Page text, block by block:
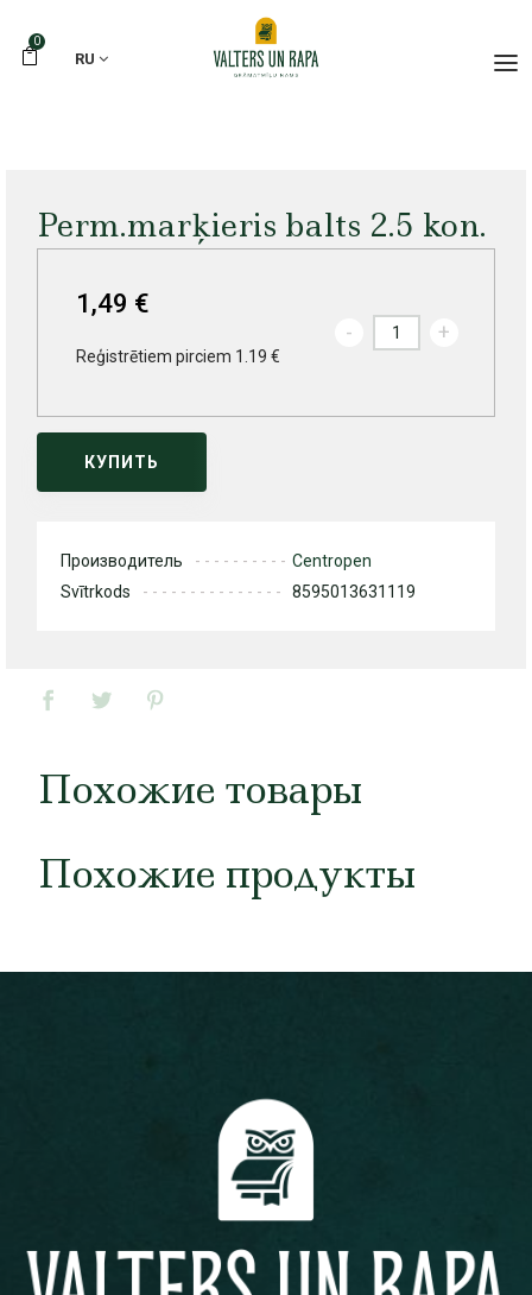
0
RU
Perm.marķieris balts 2.5 kon.
1,49 €
Reģistrētiem pirciem 1.19 €
- +
КУПИТЬ
Производитель
Centropen
Svītrkods
8595013631119
Похожие товары
Похожие продукты